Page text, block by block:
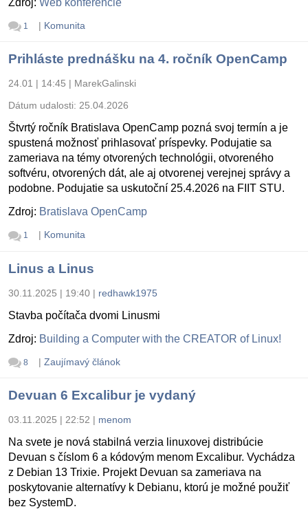
Zdroj: Web konferencie
1 | Komunita
Prihláste prednášku na 4. ročník OpenCamp
24.01 | 14:45 | MarekGalinski
Dátum udalosti: 25.04.2026
Štvrtý ročník Bratislava OpenCamp pozná svoj termín a je
spustená možnosť prihlasovať príspevky. Podujatie sa
zameriava na témy otvorených technológii, otvoreného
softvéru, otvorených dát, ale aj otvorenej verejnej správy a
podobne. Podujatie sa uskutoční 25.4.2026 na FIIT STU.
Zdroj: Bratislava OpenCamp
1 | Komunita
Linus a Linus
30.11.2025 | 19:40 | redhawk1975
Stavba počítača dvomi Linusmi
Zdroj: Building a Computer with the CREATOR of Linux!
8 | Zaujímavý článok
Devuan 6 Excalibur je vydaný
03.11.2025 | 22:52 | menom
Na svete je nová stabilná verzia linuxovej distribúcie
Devuan s číslom 6 a kódovým menom Excalibur. Vychádza
z Debian 13 Trixie. Projekt Devuan sa zameriava na
poskytovanie alternatívy k Debianu, ktorú je možné použiť
bez SystemD.